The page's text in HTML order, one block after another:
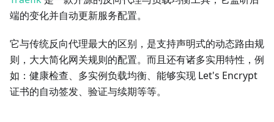
端的变化并自动更新服务配置。
它与传统反向代理最大的区别，是支持声明式的动态路由规
则，大大简化网关规则的配置。而且还有诸多实用特性，例
如：健康检查、多实例负载均衡、能够实现 Let's Encrypt
证书的自动签发、验证与续期等等。